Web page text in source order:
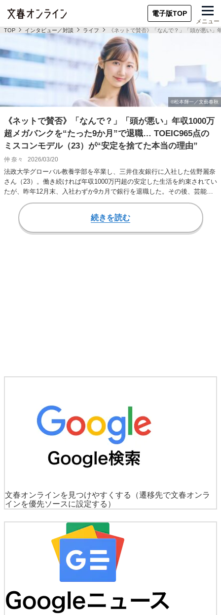
電子版TOP
メニュー
TOP インタビュー／対談 ライフ 《ネットで賛否》「なんで？」「頭が悪い
《ネットで賛否》「なんで？」「頭が悪い」年収1000万
超メガバンクを“たった9か月”で退職… TOEIC965点の
ミスコンモデル（23）が“安定を捨てた本当の理由”
仲 奈々 2026/03/20
法政大学グローバル教養学部を卒業し、三井住友銀行に入社した佐野麗奈
さん（23）。働き続ければ年収1000万円超の安定した生活を約束されてい
たが、昨年12月末、入社わずか9カ月で銀行を退職した。その後、芸能活
動に専念…
続きを読む
文春オンラインを見つけやすくする
（遷移先で文春オンラ
インを優先ソースに設定する）